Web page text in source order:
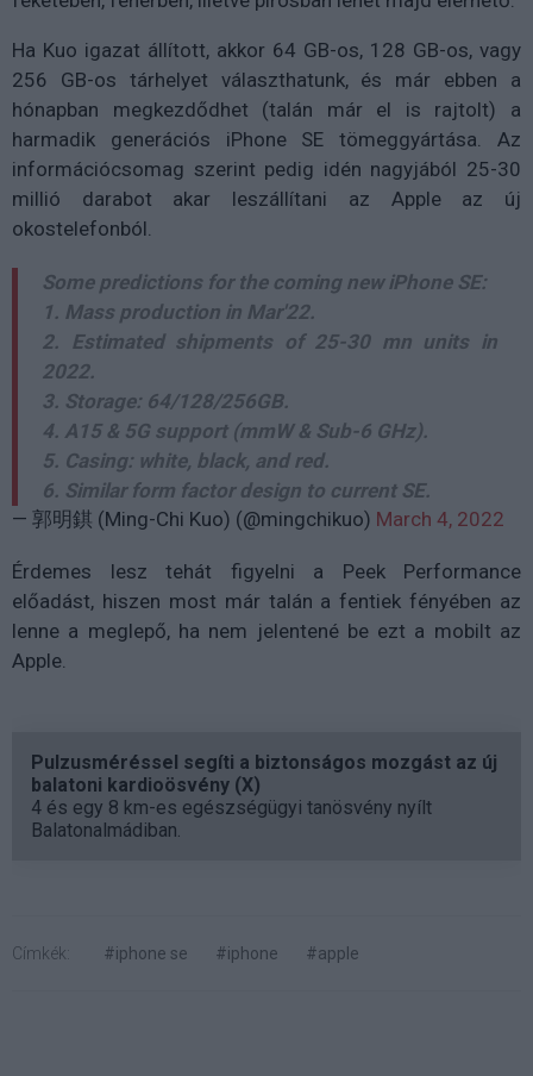
Ha Kuo igazat állított, akkor 64 GB-os, 128 GB-os, vagy
256 GB-os tárhelyet választhatunk, és már ebben a
hónapban megkezdődhet (talán már el is rajtolt) a
harmadik generációs iPhone SE tömeggyártása. Az
információcsomag szerint pedig idén nagyjából 25-30
millió darabot akar leszállítani az Apple az új
okostelefonból.
Some predictions for the coming new iPhone SE:
1. Mass production in Mar'22.
2. Estimated shipments of 25-30 mn units in
2022.
3. Storage: 64/128/256GB.
4. A15 & 5G support (mmW & Sub-6 GHz).
5. Casing: white, black, and red.
6. Similar form factor design to current SE.
— 郭明錤 (Ming-Chi Kuo) (@mingchikuo) March 4, 2022
Érdemes lesz tehát figyelni a Peek Performance
előadást, hiszen most már talán a fentiek fényében az
lenne a meglepő, ha nem jelentené be ezt a mobilt az
Apple.
Pulzusméréssel segíti a biztonságos mozgást az új
balatoni kardioösvény (X)
4 és egy 8 km-es egészségügyi tanösvény nyílt
Balatonalmádiban.
Címkék: #iphone se #iphone #apple